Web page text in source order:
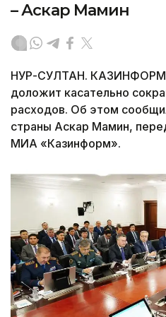
– Аскар Мамин
НУР-СУЛТАН. КАЗИНФОРМ
доложит касательно
расходов. Об этом
страны Аскар Мамин,
МИА «Казинформ».